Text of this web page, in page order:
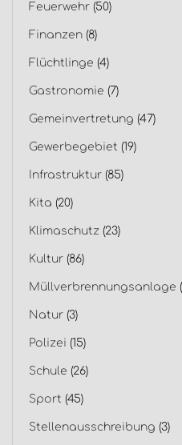
Feuerwehr (50)
Finanzen (8)
Flüchtlinge (4)
Gastronomie (7)
Gemeinvertretung (47)
Gewerbegebiet (19)
Infrastruktur (85)
Kita (20)
Klimaschutz (23)
Kultur (86)
Müllverbrennungsanlage
Natur (3)
Polizei (15)
Schule (26)
Sport (45)
Stellenausschreibung (3)